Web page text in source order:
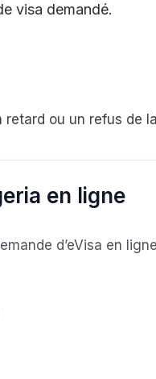
visa demandé.
ou un refus de
en ligne
d’eVisa en